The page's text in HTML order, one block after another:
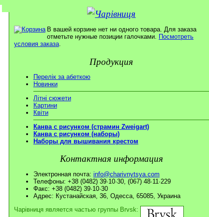
В вашей корзине нет ни одного товара. Для заказа
отметьте нужные позиции галочками. Посмотреть
условия заказа.
Продукция
Перелік за абеткою
Новинки
Літні сюжети
Картини
Квіти
Канва с рисунком (страмин Zweigart)
Канва с рисунком (наборы)
Наборы для вышивания крестом
Контактная информация
Электронная почта: info@charivnytsya.com
Телефоны: +38 (0482) 39·10·30, (067) 48·11·229
Факс: +38 (0482) 39·10·30
Адрес: Кустанайская, 36, Одесса, 65085, Украина
Чарівниця является частью группы Brvsk: